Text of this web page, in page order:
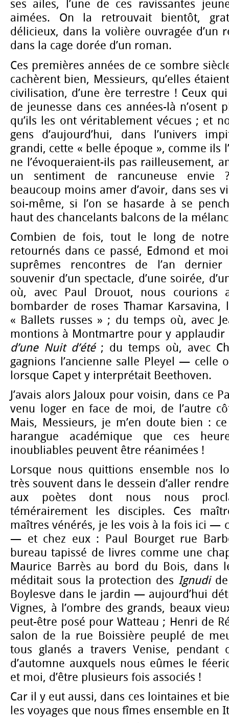
ses ailes, l’une de ces ravissantes
aimées. On la retrouvait bientôt,
délicieux, dans la volière ouvragée d’un
dans la cage dorée d’un roman.
Ces premières années de ce sombre
cachèrent bien, Messieurs, qu’elles
civilisation, d’une ère terrestre ! Ceux
de jeunesse dans ces années-là n’osent
qu’ils les ont véritablement vécues ; et
gens d’aujourd’hui, dans l’univers
grandi, cette « belle époque », comme ils
ne l’évoqueraient-ils pas railleusement,
un sentiment de rancuneuse envie
beaucoup moins amer d’avoir, dans ses
soi-même, si l’on se hasarde à se
haut des chancelants balcons de la
Combien de fois, tout le long de
retournés dans ce passé, Edmond et
suprêmes rencontres de l’an
souvenir d’un spectacle, d’une soirée,
où, avec Paul Drouot, nous courions
bombarder de roses Thamar Karsavina,
« Ballets russes » ; du temps où, avec
montions à Montmartre pour y
d’une Nuit d’été ; du temps où, avec
gagnions l’ancienne salle Pleyel — celle
lorsque Capet y interprétait Beethoven.
J’avais alors Jaloux pour voisin, dans ce
venu loger en face de moi, de l’autre
Mais, Messieurs, je m’en doute bien :
harangue académique que ces
inoubliables peuvent être réanimées !
Lorsque nous quittions ensemble nos
très souvent dans le dessein d’aller
aux poètes dont nous nous
témérairement les disciples. Ces
maîtres vénérés, je les vois à la fois ici —
— et chez eux : Paul Bourget rue
bureau tapissé de livres comme une
Maurice Barrès au bord du Bois, dans
méditait sous la protection des Ignudi
Boylesve dans le jardin — aujourd’hui
Vignes, à l’ombre des grands, beaux
peut-être posé pour Watteau ; Henri de
salon de la rue Boissière peuplé de
tous glanés a travers Venise, pendant
d’automne auxquels nous eûmes le
et moi, d’être plusieurs fois associés !
Car il y eut aussi, dans ces lointaines et
les voyages que nous fîmes ensemble en